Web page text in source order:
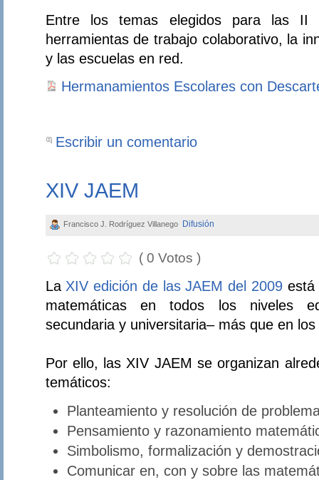
Entre los temas elegidos para las II
herramientas de trabajo colaborativo, la
y las escuelas en red.
Hermanamientos Escolares con
Escribir un comentario
XIV JAEM
Francisco J. Rodríguez Villanego Difusión
( 0 Votos )
La XIV edición de las JAEM del 2009está
matemáticas en todos los niveles
secundaria y universitaria– más que en
Por ello, las XIV JAEM se organizan
temáticos:
Planteamiento y resolución de
Pensamiento y razonamiento
Simbolismo, formalización y
Comunicar en, con y sobre las